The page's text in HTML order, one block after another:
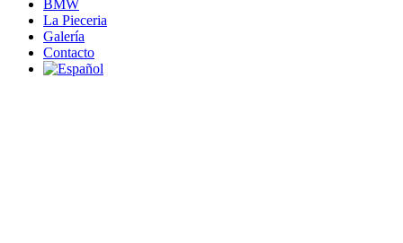
BMW
La Pieceria
Galería
Contacto